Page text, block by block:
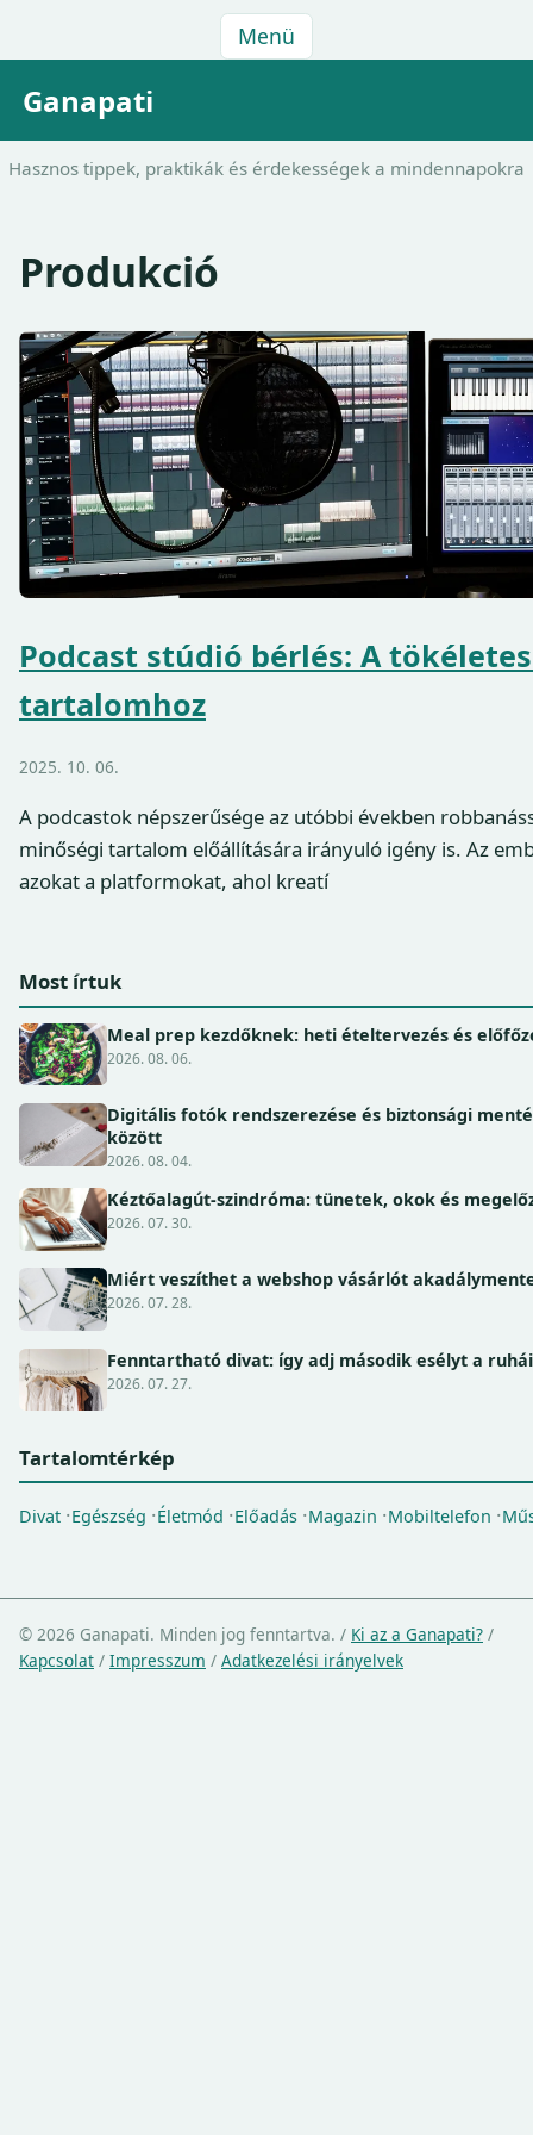
Menü
Ganapati
Hasznos tippek, praktikák és érdekességek a mindennapokra
Produkció
Podcast stúdió bérlés: A
tartalomhoz
2025. 10. 06.
A podcastok népszerűsége az utóbbi években
minőségi tartalom előállítására irányuló igény is. Az
azokat a platformokat, ahol kreatí
Most írtuk
Meal prep kezdőknek: heti ételtervezés és
2026. 08. 06.
Digitális fotók rendszerezése és biztonsági
között
2026. 08. 04.
Kéztőalagút-szindróma: tünetek, okok és
2026. 07. 30.
Miért veszíthet a webshop vásárlót
2026. 07. 28.
Fenntartható divat: így adj második esélyt a
2026. 07. 27.
Tartalomtérkép
Divat Egészség Életmód Előadás Magazin Mobiltelefon
© 2026 Ganapati. Minden jog fenntartva. / Ki az a Ganapati? /
Kapcsolat / Impresszum / Adatkezelési irányelvek